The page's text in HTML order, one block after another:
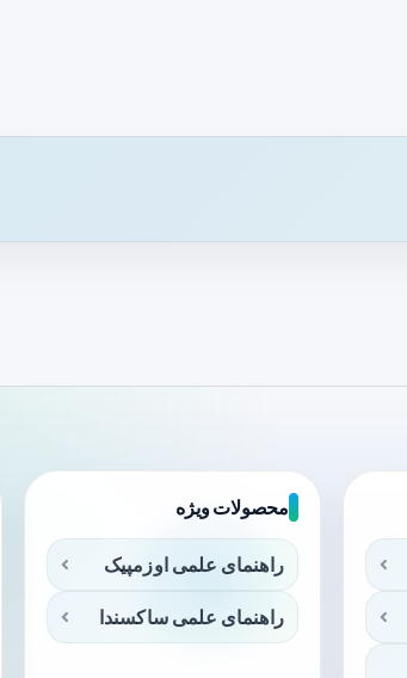
محصولات ویژه
راهنمای علمی اوزمپیک
راهنمای علمی ساکسندا